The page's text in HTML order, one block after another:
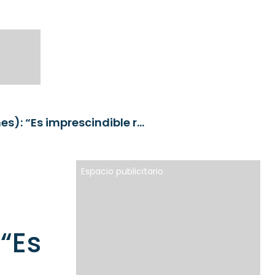
Antoni Fernández (Caja Ingenieros Vida y Pensiones): “Es imprescindible recuperar un tratamiento fiscal más favorable para los planes individuales”
Espacio publicitario